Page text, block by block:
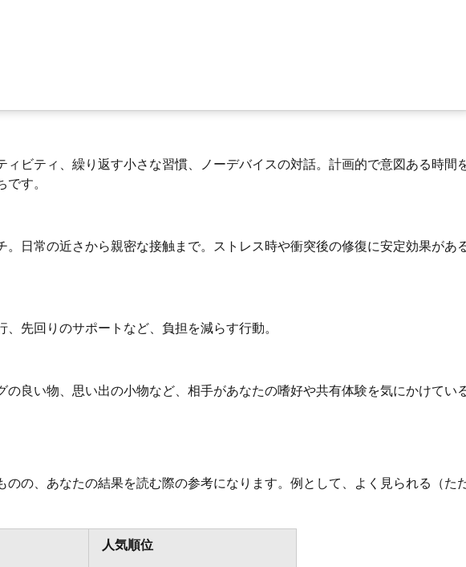
ィビティ、繰り返す小さな習慣、ノーデバイスの対話。計画的で意図ある時間
す。
。日常の近さから親密な接触まで。ストレス時や衝突後の修復に安定効果があ
先回りのサポートなど、負担を減らす行動。
の良い物、思い出の小物など、相手があなたの嗜好や共有体験を気にかけてい
のの、あなたの結果を読む際の参考になります。例として、よく見られる（た
人気順位